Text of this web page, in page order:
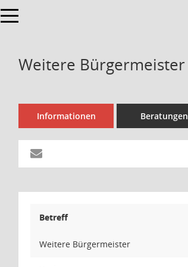
Toggle navigation
Weitere Bürgermeister
Informationen Beratungen
Betreff
Weitere Bürgermeister